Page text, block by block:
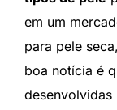
em um
para pele
boa notícia é